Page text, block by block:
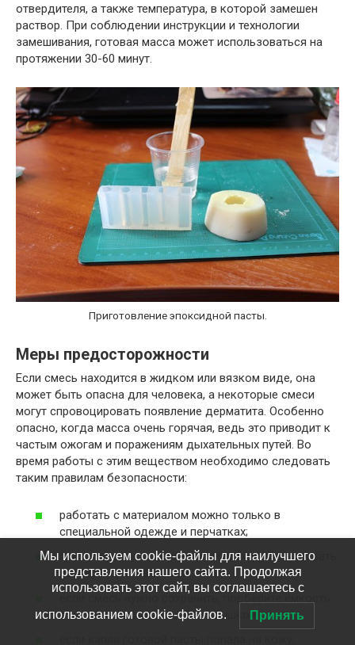
отвердителя, а также температура, в которой замешен
раствор. При соблюдении инструкции и технологии
замешивания, готовая масса может использоваться на
протяжении 30-60 минут.
Приготовление эпоксидной пасты.
Меры предосторожности
Если смесь находится в жидком или вязком виде, она
может быть опасна для человека, а некоторые смеси
могут спровоцировать появление дерматита. Особенно
опасно, когда масса очень горячая, ведь это приводит к
частым ожогам и поражениям дыхательных путей. Во
время работы с этим веществом необходимо следовать
таким правилам безопасности:
работать с материалом можно только в
специальной одежде и перчатках;
при шлифовке поверхности необходимо надевать
респиратор и защитные очки;
если смесь нужно сохранить, подберите емкость
с плотно закрывающейся крышкой;
Мы используем cookie-файлы для наилучшего
представления нашего сайта. Продолжая
использовать этот сайт, вы соглашаетесь с
использованием cookie-файлов. Принять